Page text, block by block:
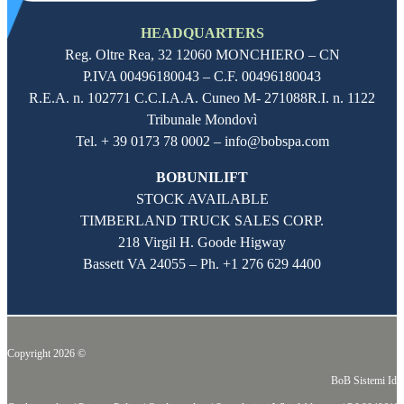
HEADQUARTERS
Reg. Oltre Rea, 32 12060 MONCHIERO – CN
P.IVA 00496180043 – C.F. 00496180043
R.E.A. n. 102771 C.C.I.A.A. Cuneo M- 271088R.I. n. 1122
Tribunale Mondovì
Tel. + 39 0173 78 0002 – info@bobspa.com
BOBUNILIFT
STOCK AVAILABLE
TIMBERLAND TRUCK SALES CORP.
218 Virgil H. Goode Higway
Bassett VA 24055 – Ph. +1 276 629 4400
Copyright 2026 ©
BoB Sistemi